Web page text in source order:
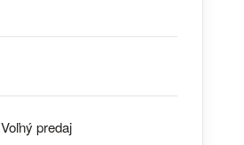
Voľný predaj